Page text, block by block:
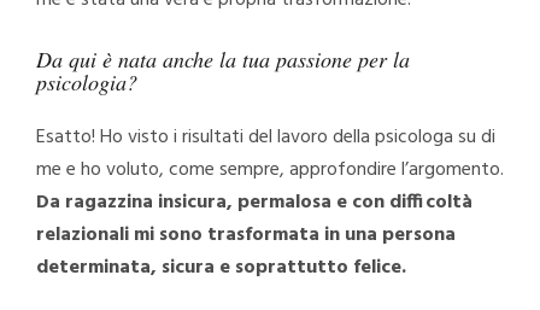
Da qui è nata anche la tua passione per la
psicologia?
Esatto! Ho visto i risultati del lavoro della psicologa su di
me e ho voluto, come sempre, approfondire l’argomento.
Da ragazzina insicura, permalosa e con difficoltà
relazionali mi sono trasformata in una persona
determinata, sicura e soprattutto felice.